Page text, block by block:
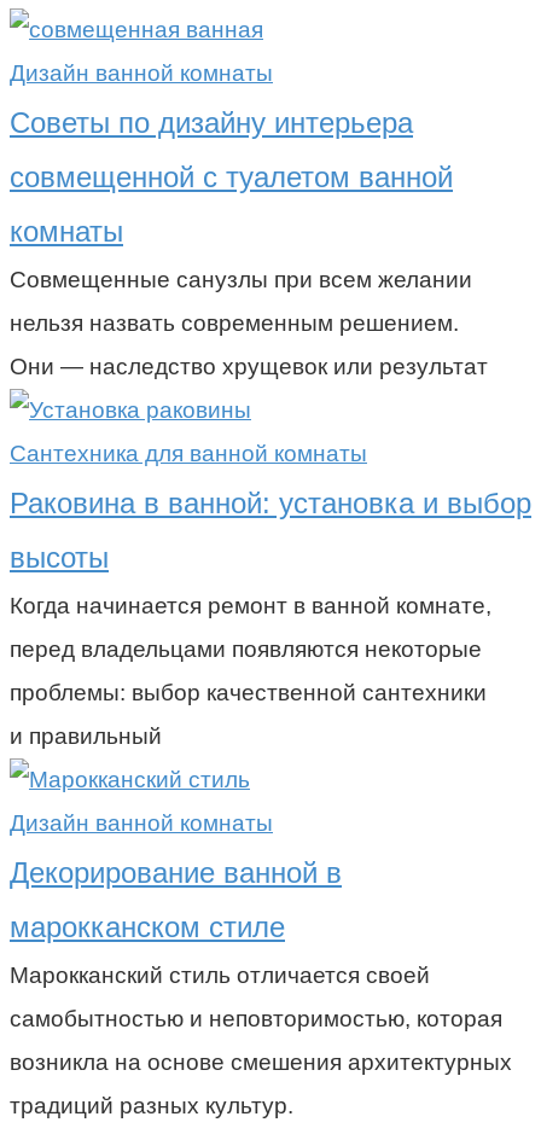
Дизайн ванной комнаты
Советы по дизайну интерьера
совмещенной с туалетом ванной
комнаты
Совмещенные санузлы при всем желании
нельзя назвать современным решением.
Они — наследство хрущевок или результат
Сантехника для ванной комнаты
Раковина в ванной: установка и выбор
высоты
Когда начинается ремонт в ванной комнате,
перед владельцами появляются некоторые
проблемы: выбор качественной сантехники
и правильный
Дизайн ванной комнаты
Декорирование ванной в
марокканском стиле
Марокканский стиль отличается своей
самобытностью и неповторимостью, которая
возникла на основе смешения архитектурных
традиций разных культур.